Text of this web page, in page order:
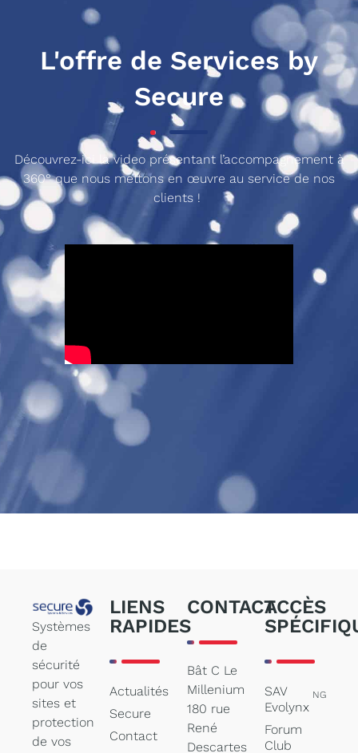
L'offre de Services by
Secure
Découvrez-ici la video présentant l’accompagnement à
360° que nous mettons en œuvre au service de nos
clients !
Systèmes
de
sécurité
pour vos
sites et
protection
de vos
LIENS
RAPIDES
Actualités
Secure
Contact
CONTACT
Bât C Le
Millenium
180 rue
René
Descartes
ACCÈS
SAV
Evolynx
NG
Forum
Club